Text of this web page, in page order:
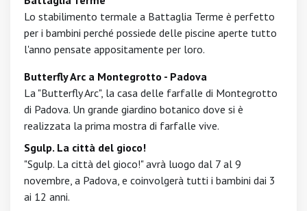
Lo stabilimento termale a Battaglia Terme è perfetto
per i bambini perché possiede delle piscine aperte tutto
l'anno pensate appositamente per loro.
Butterfly Arc a Montegrotto - Padova
La "Butterfly Arc", la casa delle farfalle di Montegrotto
di Padova. Un grande giardino botanico dove si è
realizzata la prima mostra di farfalle vive.
Sgulp. La città del gioco!
"Sgulp. La città del gioco!" avrà luogo dal 7 al 9
novembre, a Padova, e coinvolgerà tutti i bambini dai 3
ai 12 anni.